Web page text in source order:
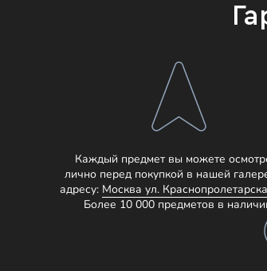
Каждый предмет вы можете
лично перед покупкой в нашей
адресу: Москва ул.
Более 10 000 предметов в